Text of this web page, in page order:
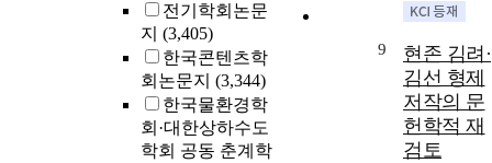
전기학회논문
지 (3,405)
한국콘텐츠학
회논문지 (3,344)
한국물환경학
회·대한상하수도
학회 공동 춘계학
9
현존 김려·
김선 형제
저작의 문
헌학적 재
검토